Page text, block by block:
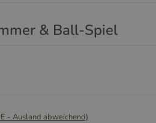
& Ball-Spiel
- Ausland abweichend)